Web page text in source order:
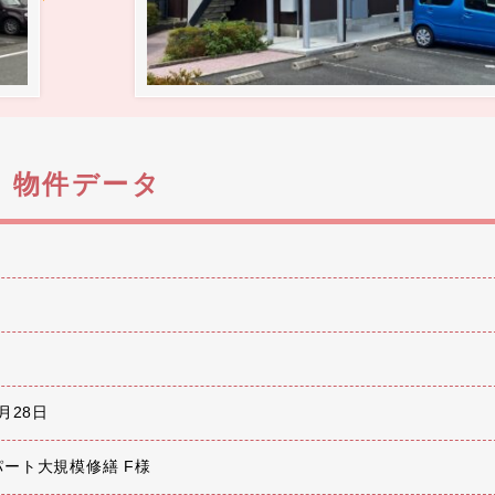
物件データ
28日
ト大規模修繕 F様